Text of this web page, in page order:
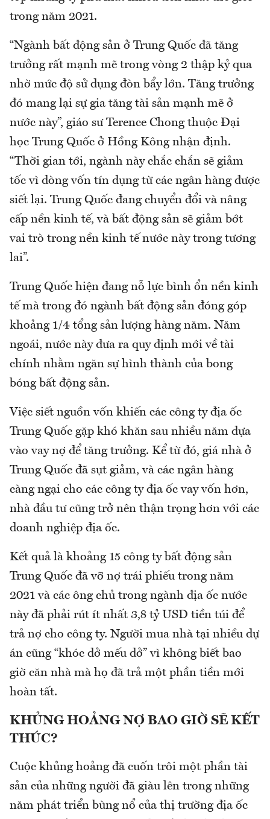
trong năm 2021.
“Ngành bất động sản ở Trung Quốc đã tăng
trưởng rất mạnh mẽ trong vòng 2 thập kỷ qua
nhờ mức độ sử dụng đòn bẩy lớn. Tăng trưởng
đó mang lại sự gia tăng tài sản mạnh mẽ ở
nước này”, giáo sư Terence Chong thuộc Đại
học Trung Quốc ở Hồng Kông nhận định.
“Thời gian tới, ngành này chắc chắn sẽ giảm
tốc vì dòng vốn tín dụng từ các ngân hàng được
siết lại. Trung Quốc đang chuyển đổi và nâng
cấp nền kinh tế, và bất động sản sẽ giảm bớt
vai trò trong nền kinh tế nước này trong tương
lai”.
Trung Quốc hiện đang nỗ lực bình ổn nền kinh
tế mà trong đó ngành bất động sản đóng góp
khoảng 1/4 tổng sản lượng hàng năm. Năm
ngoái, nước này đưa ra quy định mới về tài
chính nhằm ngăn sự hình thành của bong
bóng bất động sản.
Việc siết nguồn vốn khiến các công ty địa ốc
Trung Quốc gặp khó khăn sau nhiều năm dựa
vào vay nợ để tăng trưởng. Kể từ đó, giá nhà ở
Trung Quốc đã sụt giảm, và các ngân hàng
càng ngại cho các công ty địa ốc vay vốn hơn,
nhà đầu tư cũng trở nên thận trọng hơn với các
doanh nghiệp địa ốc.
Kết quả là khoảng 15 công ty bất động sản
Trung Quốc đã vỡ nợ trái phiếu trong năm
2021 và các ông chủ trong ngành địa ốc nước
này đã phải rút ít nhất 3,8 tỷ USD tiền túi để
trả nợ cho công ty. Người mua nhà tại nhiều dự
án cũng “khóc dở mếu dở” vì không biết bao
giờ căn nhà mà họ đã trả một phần tiền mới
hoàn tất.
KHỦNG HOẢNG NỢ BAO GIỜ SẼ KẾT
THÚC?
Cuộc khủng hoảng đã cuốn trôi một phần tài
sản của những người đã giàu lên trong những
năm phát triển bùng nổ của thị trường địa ốc